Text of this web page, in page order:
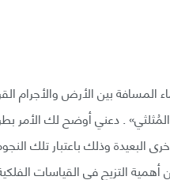
المسافة بين الأرض والأجرام
. دعني أوضح لك الأمر
البعيدة وذلك باعتبار تلك